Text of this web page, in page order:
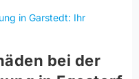
in Garstedt: Ihr
bei der